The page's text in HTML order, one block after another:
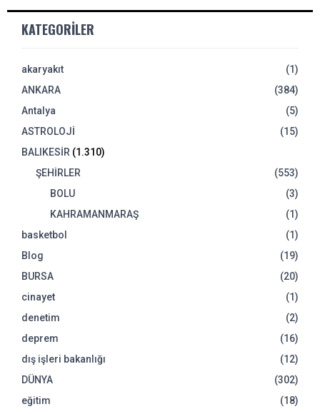
KATEGORILER
akaryakıt
(1)
ANKARA
(384)
Antalya
(5)
ASTROLOJİ
(15)
BALIKESİR (1.310)
ŞEHİRLER
(553)
BOLU
(3)
KAHRAMANMARAŞ
(1)
basketbol
(1)
Blog
(19)
BURSA
(20)
cinayet
(1)
denetim
(2)
deprem
(16)
dış işleri bakanlığı
(12)
DÜNYA
(302)
eğitim
(18)